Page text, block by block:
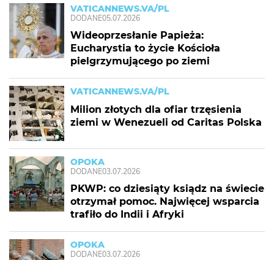
VATICANNEWS.VA/PL
DODANE05.07.2026
Wideoprzesłanie Papieża:
Eucharystia to życie Kościoła
pielgrzymującego po ziemi
VATICANNEWS.VA/PL
Milion złotych dla ofiar trzęsienia
ziemi w Wenezueli od Caritas Polska
OPOKA
DODANE03.07.2026
PKWP: co dziesiąty ksiądz na świecie
otrzymał pomoc. Najwięcej wsparcia
trafiło do Indii i Afryki
OPOKA
DODANE03.07.2026